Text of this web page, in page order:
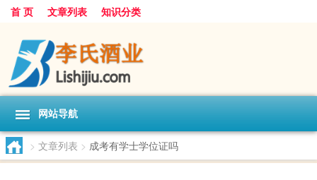
首 页 文章列表 知识分类
网站导航
> 文章列表 > 成考有学士学位证吗